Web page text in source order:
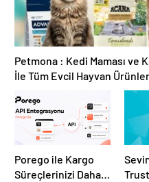
Petmona : Kedi Maması ve
İle Tüm Evcil Hayvan
Porego ile Kargo
Süreçlerinizi Daha